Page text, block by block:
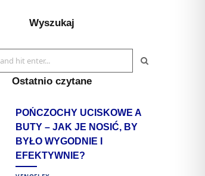
Wyszukaj
Ostatnio czytane
POŃCZOCHY UCISKOWE A
BUTY – JAK JE NOSIĆ, BY
BYŁO WYGODNIE I
EFEKTYWNIE?